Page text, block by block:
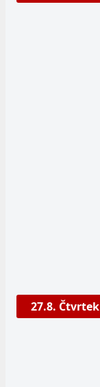
27.8. Čtvrtek